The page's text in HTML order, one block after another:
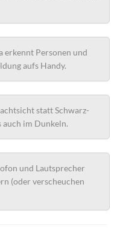
erkennt Personen und
aufs Handy.
statt Schwarz-
auch im Dunkeln.
und Lautsprecher
(oder verscheuchen